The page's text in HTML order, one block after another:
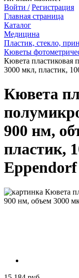
Войти / Регистрация
Главная страница
Каталог
Медицина
Пластик, стекло,
Кюветы
Кювета
3000 мкл, пластик,
Кювета
900 нм,
пластик,
Eppendorf